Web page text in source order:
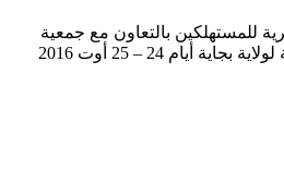
للمستهلكين بالتعاون مع جمعية
حماية المستهلك تالسة لولاية بجاية أيام 24 – 25 أوت 2016